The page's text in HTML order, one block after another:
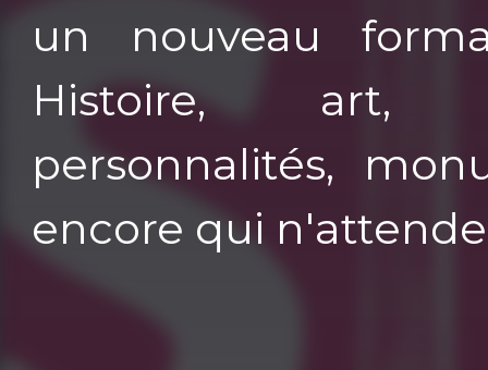
un nouveau
Histoire, art,
personnalités,
encore qui